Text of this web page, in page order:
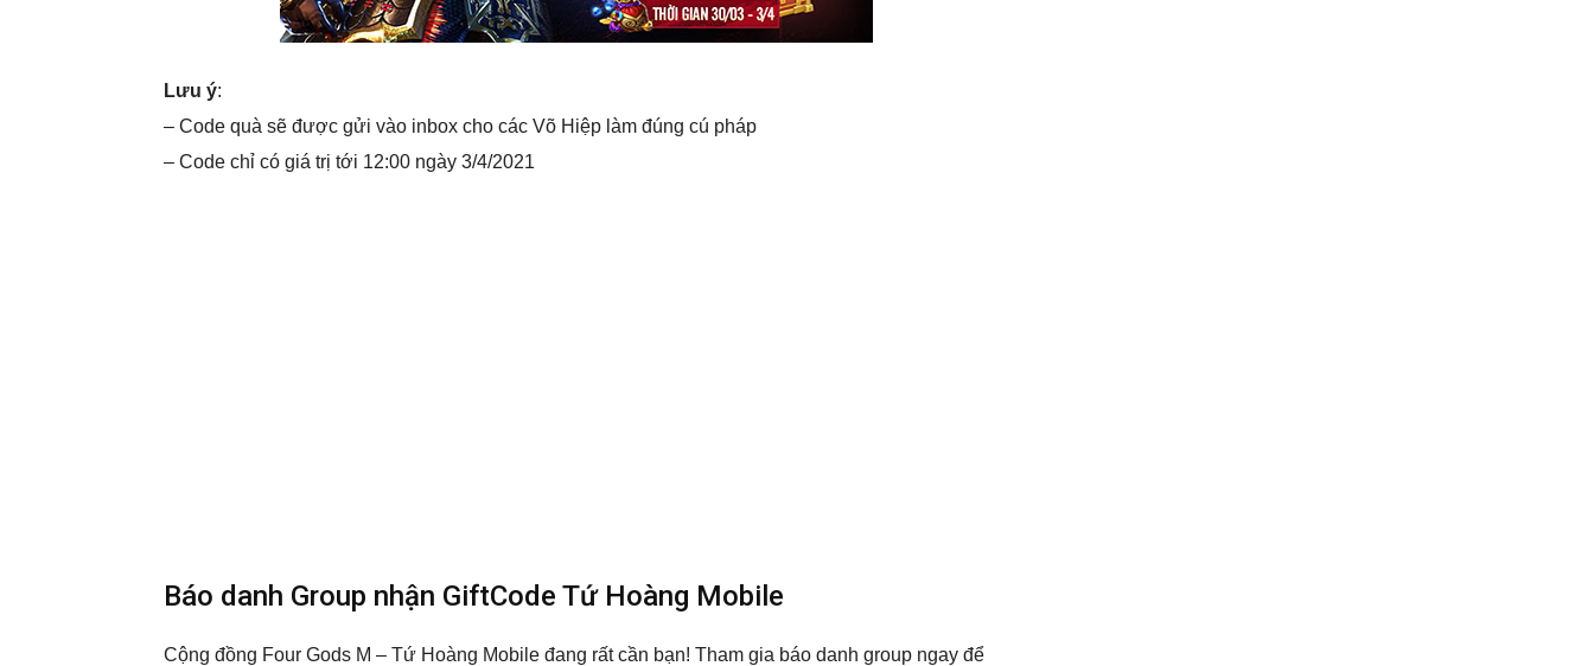
Lưu ý:
– Code quà sẽ được gửi vào inbox cho các Võ Hiệp làm đúng cú pháp
– Code chỉ có giá trị tới 12:00 ngày 3/4/2021
Báo danh Group nhận GiftCode Tứ Hoàng Mobile
Cộng đồng Four Gods M – Tứ Hoàng Mobile đang rất cần bạn! Tham gia báo danh group ngay để